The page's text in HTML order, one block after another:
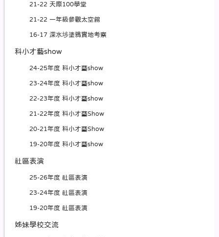
21-22 天際100學堂
21-22 一年級參觀太空館
16-17 深水埗塗鴉實地考察
科小才藝show
24-25年度 科小才藝show
23-24年度 科小才藝show
22-23年度 科小才藝show
21-22年度 科小才藝Show
20-21年度 科小才藝Show
19-20年度 科小才藝show
社區表演
25-26年度 社區表演
23-24年度 社區表演
19-20年度 社區表演
姊妹學校交流